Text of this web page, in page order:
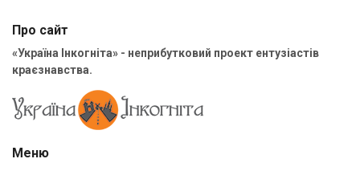
Про сайт
«Україна Інкогніта» - неприбутковий проект ентузіастів
краєзнавства.
Меню